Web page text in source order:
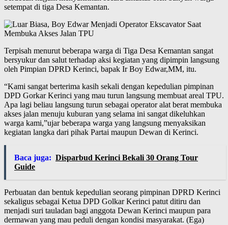
setempat di tiga Desa Kemantan.
Terpisah menurut beberapa warga di Tiga Desa Kemantan sangat
bersyukur dan salut terhadap aksi kegiatan yang dipimpin langsung
oleh Pimpian DPRD Kerinci, bapak Ir Boy Edwar,MM, itu.
“Kami sangat berterima kasih sekali dengan kepedulian pimpinan
DPD Gorkar Kerinci yang mau turun langsung membuat areal TPU.
Apa lagi beliau langsung turun sebagai operator alat berat membuka
akses jalan menuju kuburan yang selama ini sangat dikeluhkan
warga kami,”ujar beberapa warga yang langsung menyaksikan
kegiatan langka dari pihak Partai maupun Dewan di Kerinci.
Baca juga: Disparbud Kerinci Bekali 30 Orang Tour
Guide
Perbuatan dan bentuk kepedulian seorang pimpinan DPRD Kerinci
sekaligus sebagai Ketua DPD Golkar Kerinci patut ditiru dan
menjadi suri tauladan bagi anggota Dewan Kerinci maupun para
dermawan yang mau peduli dengan kondisi masyarakat. (Ega)